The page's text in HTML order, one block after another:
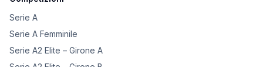
Serie A
Serie A Femminile
Serie A2 Elite – Girone A